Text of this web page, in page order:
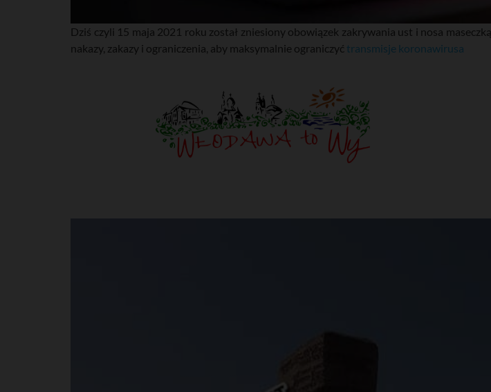
Dziś czyli 15 maja 2021 roku został zniesiony obowiązek zakrywania ust i nosa
nakazy, zakazy i ograniczenia, aby maksymalnie ograniczyć transmisje koronawirusa